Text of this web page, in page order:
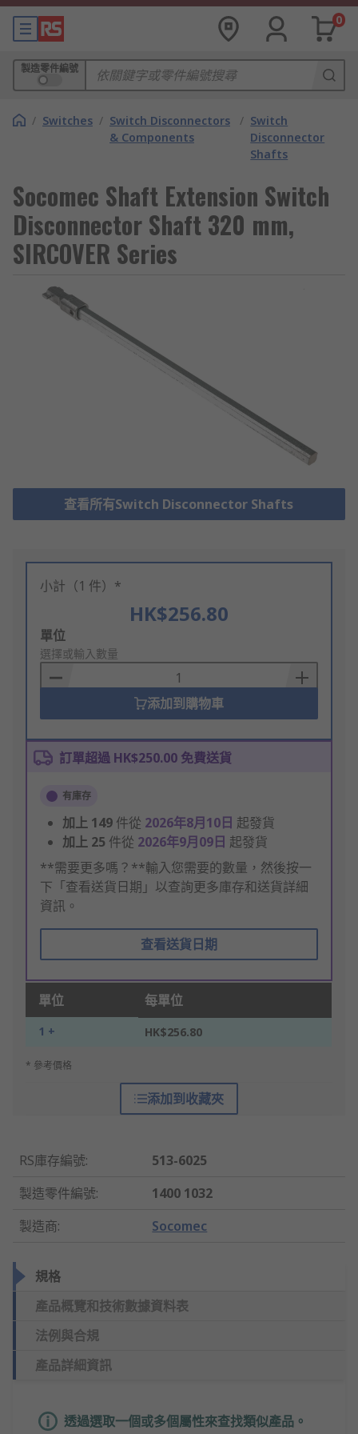
0
製造零件編號
/ Switches / Switch Disconnectors
& Components
/ Switch
Disconnector
Shafts
Socomec Shaft Extension Switch
Disconnector Shaft 320 mm,
SIRCOVER Series
查看所有Switch Disconnector Shafts
小計（1 件）*
HK$256.80
Add
to
Basket
單位
選擇或輸入數量
添加到購物車
訂單超過 HK$250.00 免費送貨
有庫存
加上 149 件從 2026年8月10日 起發貨
加上 25 件從 2026年9月09日 起發貨
**需要更多嗎？**輸入您需要的數量，然後按一
下「查看送貨日期」以查詢更多庫存和送貨詳細
資訊。
查看送貨日期
單位 每單位
1 + HK$256.80
* 參考價格
添加到收藏夾
RS庫存編號:
513-6025
製造零件編號:
1400 1032
製造商: Socomec
規格
產品概覽和技術數據資料表
法例與合規
產品詳細資訊
透過選取一個或多個屬性來查找類似產品。